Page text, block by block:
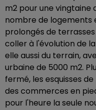
m2 pour une vingtaine
nombre de logements
prolongés de
coller à l'évolution de
elle aussi du terrain,
urbaine de 5000 m2.
fermé, les esquisses
des commerces en
pour l'heure la seule